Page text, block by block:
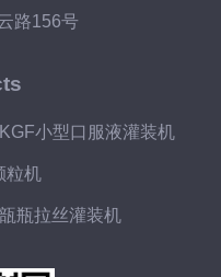
路156号
KGF小型口服液灌装机
粒机
瓶拉丝灌装机